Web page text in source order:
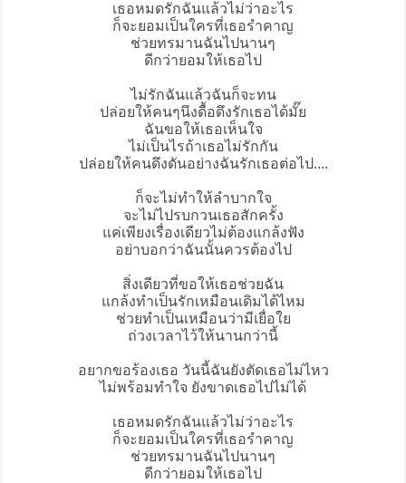
เธอหมดรักฉันแล้วไม่ว่าอะไร
ก็จะยอมเป็นใครที่เธอรำคาญ
ช่วยทรมานฉันไปนานๆ
ดีกว่ายอมให้เธอไป
ไม่รักฉันแล้วฉันก็จะทน
ปล่อยให้คนๆนึงดื้อดึงรักเธอได้มั๊ย
ฉันขอให้เธอเห็นใจ
ไม่เป็นไรถ้าเธอไม่รักกัน
ปล่อยให้คนดึงดันอย่างฉันรักเธอต่อไป....
ก็จะไม่ทำให้ลำบากใจ
จะไม่ไปรบกวนเธอสักครั้ง
แค่เพียงเรื่องเดียวไม่ต้องแกล้งฟัง
อย่าบอกว่าฉันนั้นควรต้องไป
สิ่งเดียวที่ขอให้เธอช่วยฉัน
แกล้งทำเป็นรักเหมือนเดิมได้ไหม
ช่วยทำเป็นเหมือนว่ามีเยื่อใย
ถ่วงเวลาไว้ให้นานกว่านี้
อยากขอร้องเธอ วันนี้ฉันยังตัดเธอไม่ไหว
ไม่พร้อมทำใจ ยังขาดเธอไปไม่ได้
เธอหมดรักฉันแล้วไม่ว่าอะไร
ก็จะยอมเป็นใครที่เธอรำคาญ
ช่วยทรมานฉันไปนานๆ
ดีกว่ายอมให้เธอไป